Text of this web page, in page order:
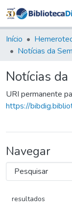
Início
Notícias da
Notícias da
URI permanente
https://
Navegar
resultados